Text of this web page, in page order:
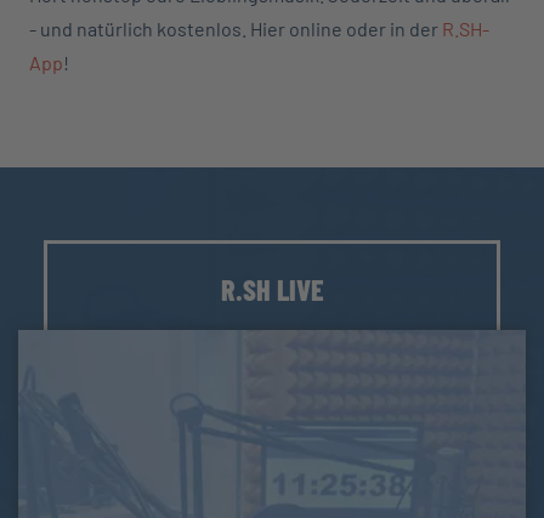
- und natürlich kostenlos. Hier online oder in der R.SH-
App!
R.SH LIVE